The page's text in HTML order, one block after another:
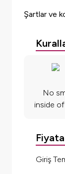
Şartlar ve
No
inside
Giriş